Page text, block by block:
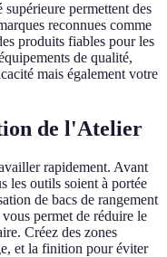
permettent des
reconnues comme
produits fiables pour les
de qualité,
mais également votre
de l'Atelier
rapidement. Avant
les outils soient à portée
de bacs de rangement
permet de réduire le
Créez des zones
et la finition pour éviter